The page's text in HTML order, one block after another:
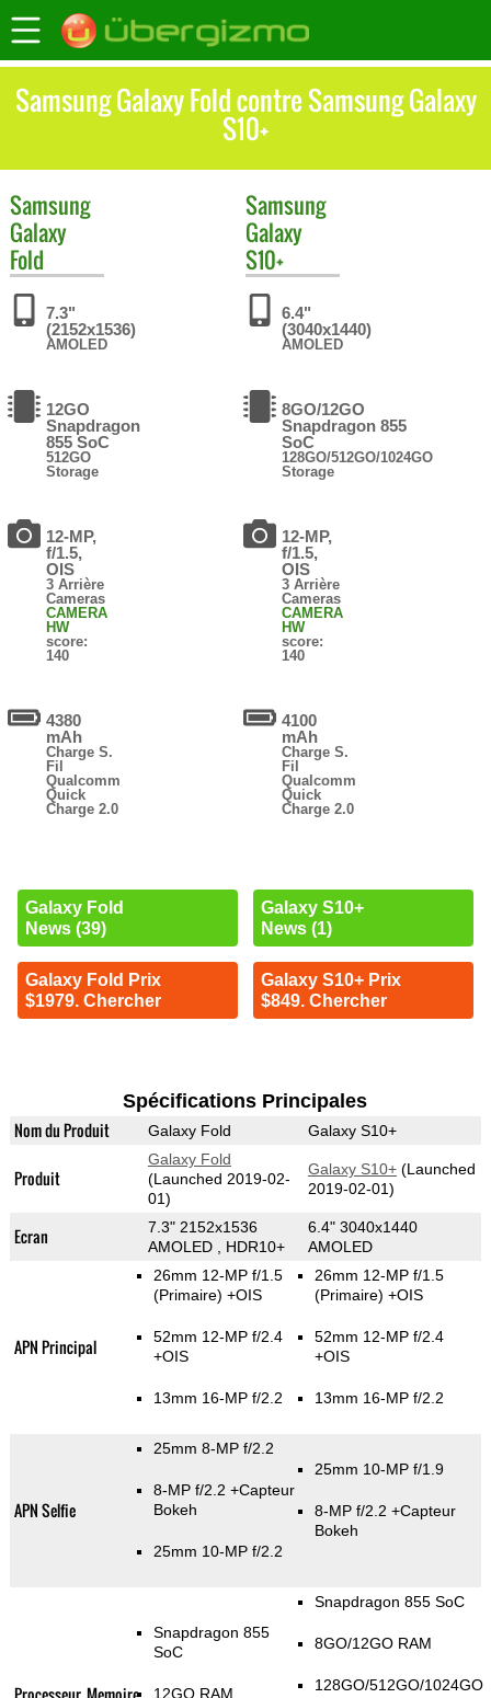
Samsung Galaxy Fold contre Samsung Galaxy
S10+
Samsung
Galaxy
Fold
7.3"
(2152x1536)
AMOLED
12GO
Snapdragon
855 SoC
512GO
Storage
12-MP,
f/1.5,
OIS
3 Arrière
Cameras
CAMERA
HW
score:
140
4380
mAh
Charge S.
Fil
Qualcomm
Quick
Charge 2.0
Galaxy Fold
News (39)
Galaxy Fold Prix
$1979. Chercher
Samsung
Galaxy
S10+
6.4"
(3040x1440)
AMOLED
8GO/12GO
Snapdragon 855
SoC
128GO/512GO/1024GO
Storage
12-MP,
f/1.5,
OIS
3 Arrière
Cameras
CAMERA
HW
score:
140
4100
mAh
Charge S.
Fil
Qualcomm
Quick
Charge 2.0
Galaxy S10+
News (1)
Galaxy S10+ Prix
$849. Chercher
Spécifications Principales
Nom du Produit Galaxy Fold Galaxy S10+
Produit
Galaxy Fold
(Launched 2019-02-
01)
Galaxy S10+(Launched
2019-02-01)
Ecran
7.3" 2152x1536
AMOLED , HDR10+
6.4" 3040x1440
AMOLED
APN Principal
26mm 12-MP f/1.5
(Primaire) +OIS
52mm 12-MP f/2.4
+OIS
13mm 16-MP f/2.2
26mm 12-MP f/1.5
(Primaire) +OIS
52mm 12-MP f/2.4
+OIS
13mm 16-MP f/2.2
APN Selfie
25mm 8-MP f/2.2
8-MP f/2.2+Capteur
Bokeh
25mm 10-MP f/2.2
25mm 10-MP f/1.9
8-MP f/2.2+Capteur
Bokeh
Snapdragon 855
SoC
12GO RAM
Snapdragon 855 SoC
8GO/12GO RAM
128GO/512GO/1024GO